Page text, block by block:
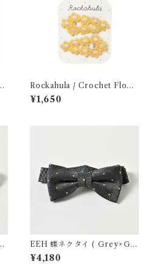
Rockahula / Crochet Flowe
r Clips
¥1,650
EEH 蝶ネクタイ ( Ｇrey×Ｇr
een )
¥4,180